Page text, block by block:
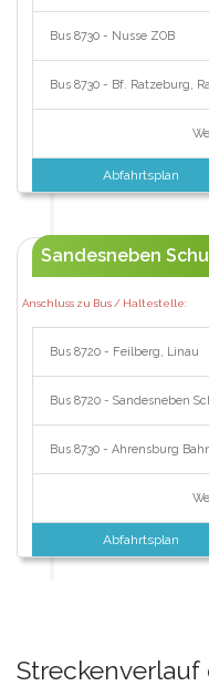
Bus 8730 - Nusse ZOB
Bus 8730 - Bf. Ratzeburg,
Abfahrtsplan
Sandesneben
Anschluss zu Bus / Haltestelle:
Bus 8720 - Feilberg, Linau
Bus 8720 - Sandesneben
Bus 8730 - Ahrensburg
Abfahrtsplan
Streckenverlauf